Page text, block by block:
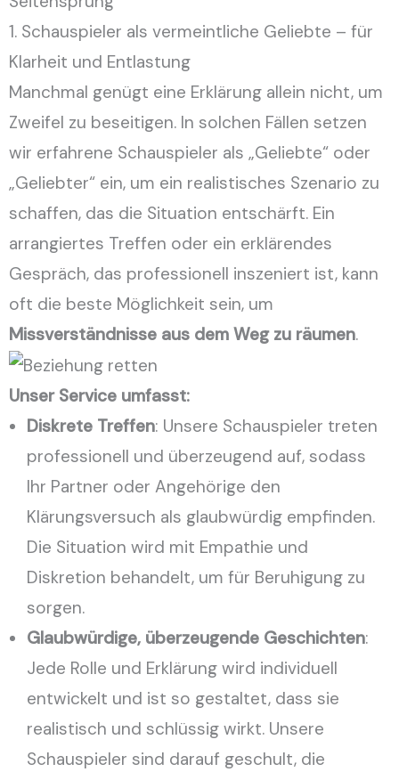
1. Schauspieler als vermeintliche Geliebte – für
Klarheit und Entlastung
Manchmal genügt eine Erklärung allein nicht, um
Zweifel zu beseitigen. In solchen Fällen setzen
wir erfahrene Schauspieler als „Geliebte“ oder
„Geliebter“ ein, um ein realistisches Szenario zu
schaffen, das die Situation entschärft. Ein
arrangiertes Treffen oder ein erklärendes
Gespräch, das professionell inszeniert ist, kann
oft die beste Möglichkeit sein, um
Missverständnisse aus dem Weg zu räumen.
Unser Service umfasst:
Diskrete Treffen: Unsere Schauspieler treten
professionell und überzeugend auf, sodass
Ihr Partner oder Angehörige den
Klärungsversuch als glaubwürdig empfinden.
Die Situation wird mit Empathie und
Diskretion behandelt, um für Beruhigung zu
sorgen.
Glaubwürdige, überzeugende Geschichten:
Jede Rolle und Erklärung wird individuell
entwickelt und ist so gestaltet, dass sie
realistisch und schlüssig wirkt. Unsere
Schauspieler sind darauf geschult, die